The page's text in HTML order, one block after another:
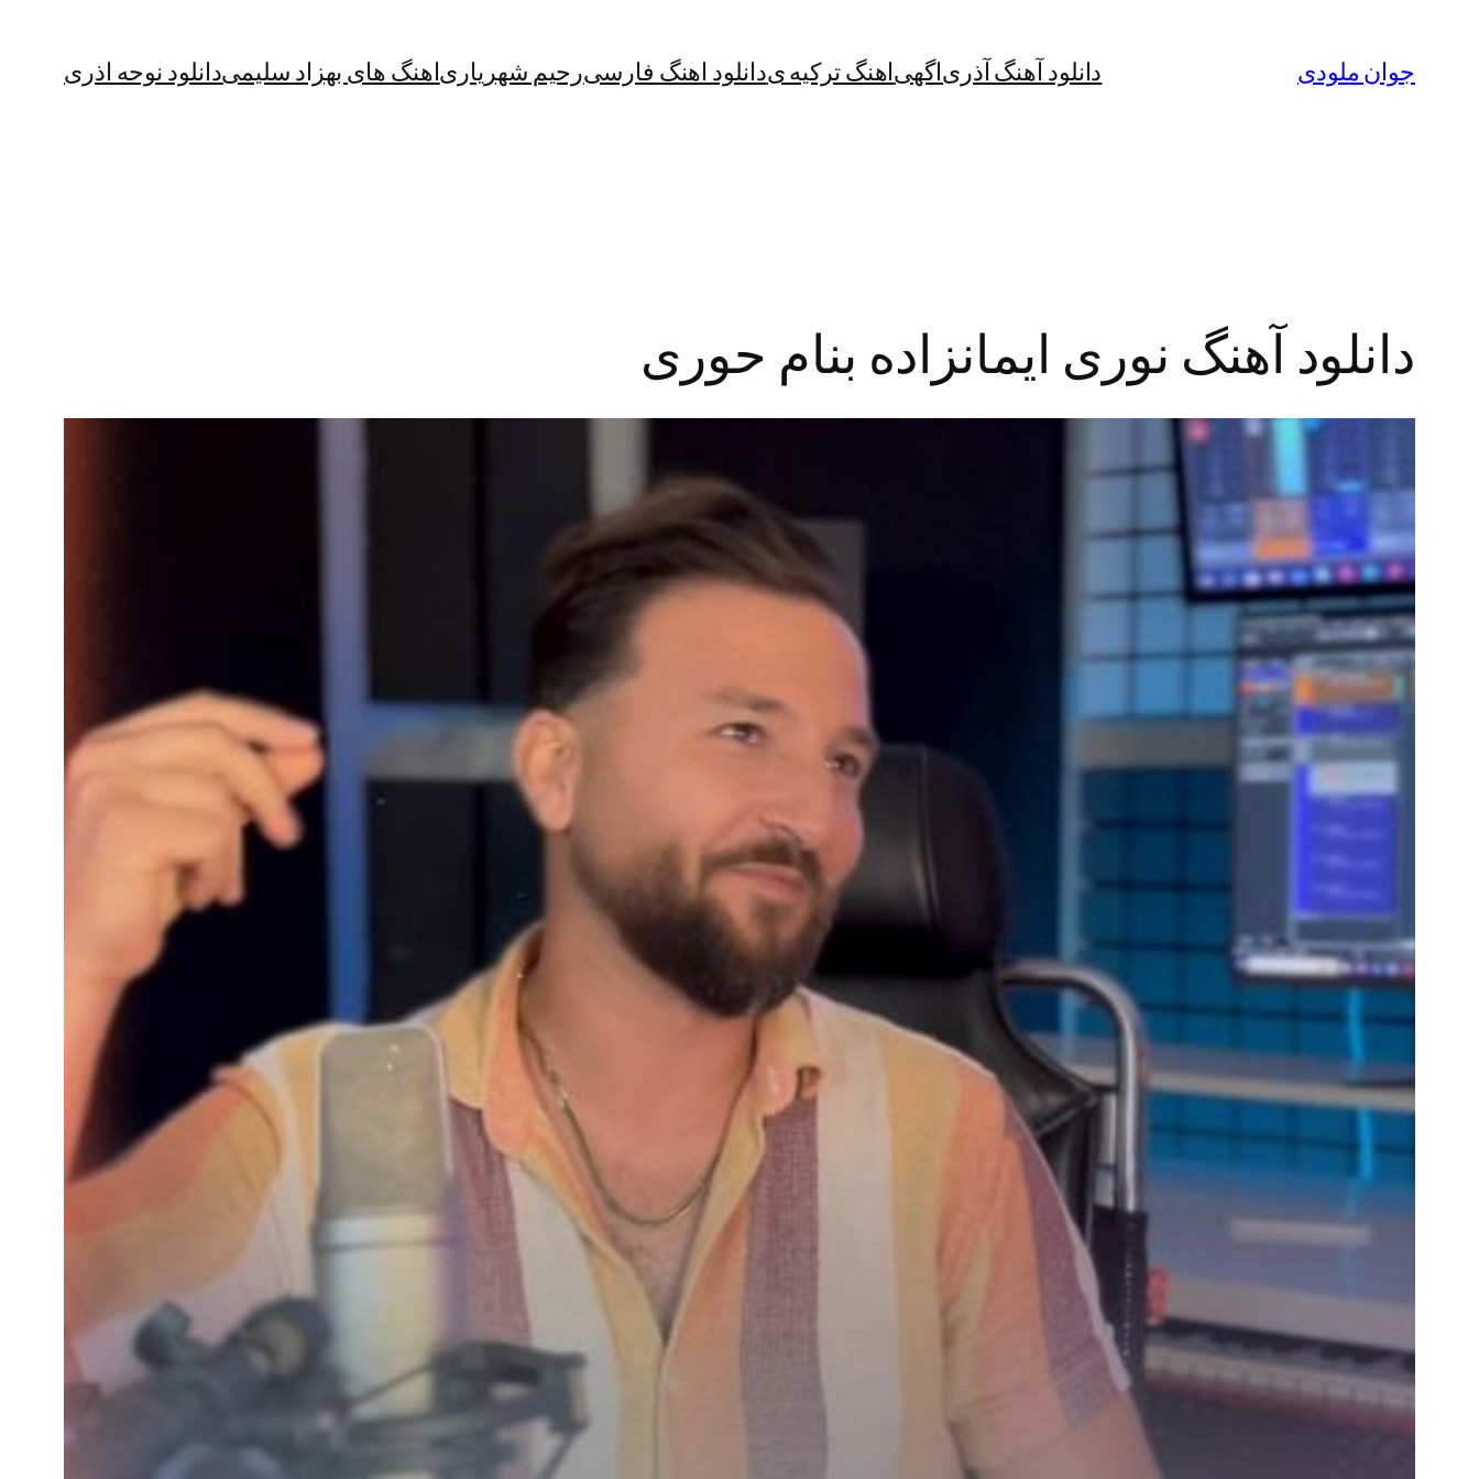
جوان ملودی دانلود آهنگ آذریاگهیاهنگ ترکیه یدانلود اهنگ فارسیرحیم شهریاریاهنگ های بهزاد سلیمیدانلود نوحه اذری
دانلود آهنگ نوری ایمانزاده بنام حوری